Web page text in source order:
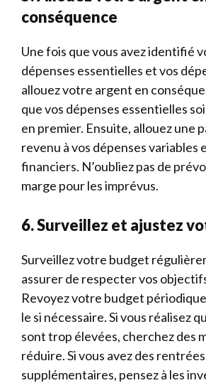
conséquence
Une fois que vous avez identifié
dépenses essentielles et vos
allouez votre argent en
que vos dépenses essentielles
en premier. Ensuite, allouez une
revenu à vos dépenses variables
financiers. N’oubliez pas de
marge pour les imprévus.
6. Surveillez et ajustez
Surveillez votre budget
assurer de respecter vos
Revoyez votre budget
le si nécessaire. Si vous réalisez
sont trop élevées, cherchez des
réduire. Si vous avez des
supplémentaires, pensez à les